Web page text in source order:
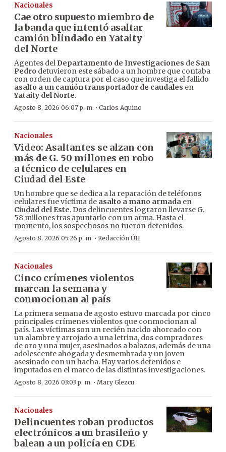
Nacionales
Cae otro supuesto miembro de
la banda que intentó asaltar
camión blindado en Yataity
del Norte
Agentes del Departamento de Investigaciones de San
Pedro detuvieron este sábado a un hombre que contaba
con orden de captura por el caso que investiga el fallido
asalto a un camión transportador de caudales en
Yataity del Norte.
Agosto 8, 2026 06:07 p. m. · Carlos Aquino
Nacionales
Video: Asaltantes se alzan con
más de G. 50 millones en robo
a técnico de celulares en
Ciudad del Este
Un hombre que se dedica a la reparación de teléfonos
celulares fue víctima de asalto a mano armada en
Ciudad del Este. Dos delincuentes lograron llevarse G.
58 millones tras apuntarlo con un arma. Hasta el
momento, los sospechosos no fueron detenidos.
Agosto 8, 2026 05:26 p. m. · Redacción ÚH
Nacionales
Cinco crímenes violentos
marcan la semana y
conmocionan al país
La primera semana de agosto estuvo marcada por cinco
principales crímenes violentos que conmocionan al
país. Las víctimas son un recién nacido ahorcado con
un alambre y arrojado a una letrina, dos compradores
de oro y una mujer, asesinados a balazos, además de una
adolescente ahogada y desmembrada y un joven
asesinado con un hacha. Hay varios detenidos e
imputados en el marco de las distintas investigaciones.
Agosto 8, 2026 03:03 p. m. · Mary Glezcu
Nacionales
Delincuentes roban productos
electrónicos a un brasileño y
balean a un policía en CDE